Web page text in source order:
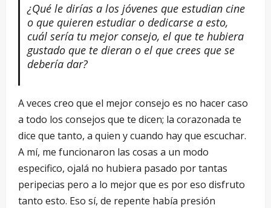
¿Qué le dirías a los jóvenes que estudian cine
o que quieren estudiar o dedicarse a esto,
cuál sería tu mejor consejo, el que te hubiera
gustado que te dieran o el que crees que se
debería dar?
A veces creo que el mejor consejo es no hacer caso
a todo los consejos que te dicen; la corazonada te
dice que tanto, a quien y cuando hay que escuchar.
A mí, me funcionaron las cosas a un modo
especifico, ojalá no hubiera pasado por tantas
peripecias pero a lo mejor que es por eso disfruto
tanto esto. Eso sí, de repente había presión